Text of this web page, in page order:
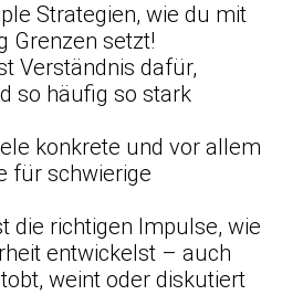
Strategien, wie du mit
Grenzen setzt!
Verständnis dafür,
so häufig so stark
konkrete und vor allem
für schwierige
die richtigen Impulse, wie
entwickelst – auch
weint oder diskutiert